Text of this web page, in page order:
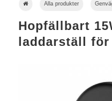
Alla produkter
Hopfällbart
laddarställ